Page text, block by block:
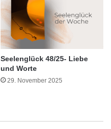
Seelenglück 48/25- Liebe
und Worte
29. November 2025